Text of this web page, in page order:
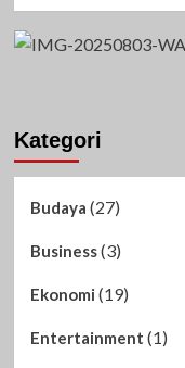
Kategori
Budaya (27)
Business(3)
Ekonomi (19)
Entertainment (1)